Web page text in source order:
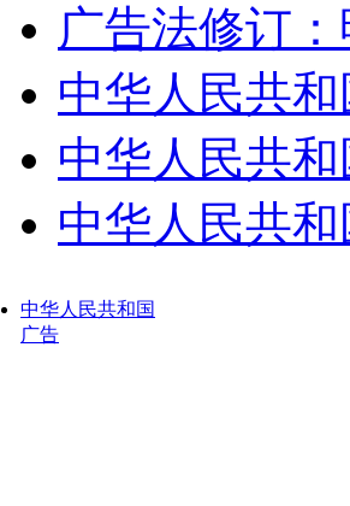
广告法修订
中华人民共
中华人民共
中华人民共
中华人民共和国
广告